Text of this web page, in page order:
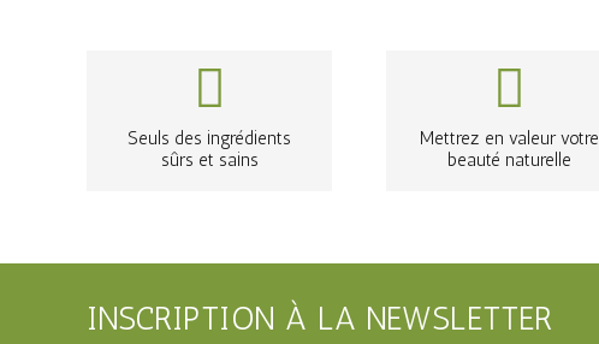
Seuls des ingrédients
sûrs et sains
Mettrez en valeur votre
beauté naturelle
INSCRIPTION À LA NEWSLETTER